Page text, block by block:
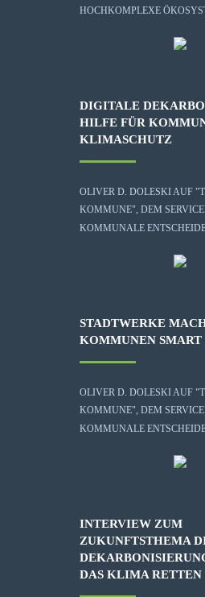
HOCHKOMPLEXE
DIGITALE
HILFE FÜR
KLIMASCHUTZ
OLIVER D. DOLESKI AUF
KOMMUNE", DEM
KOMMUNALE
STADTWERKE
KOMMUNEN SMART
OLIVER D. DOLESKI AUF
KOMMUNE", DEM
KOMMUNALE
INTERVIEW ZUM
ZUKUNFTSTHEMA
DAS KLIMA RETTEN